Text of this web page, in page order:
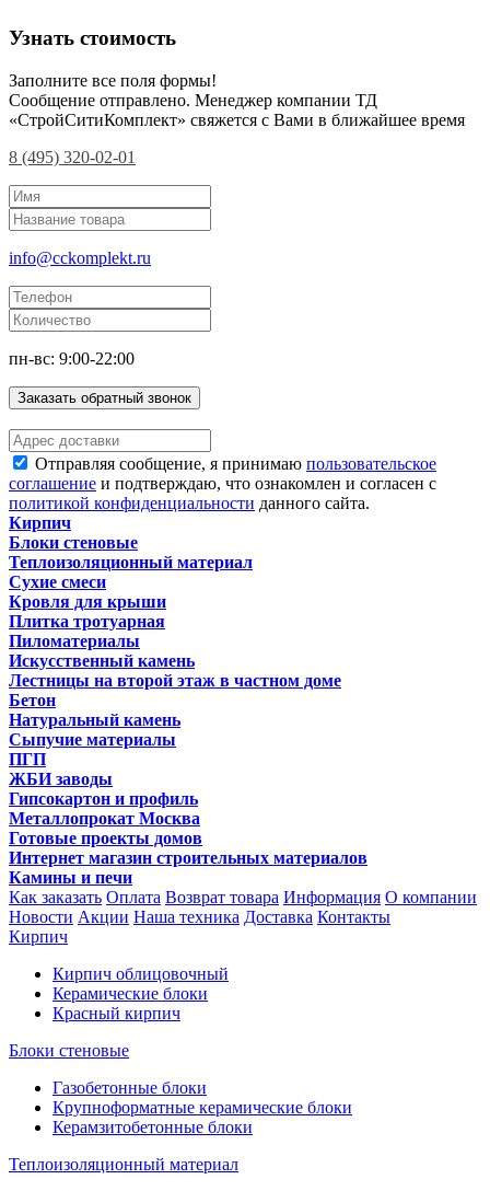
Узнать стоимость
Заполните все поля формы!
Сообщение отправлено. Менеджер компании ТД
«СтройСитиКомплект» свяжется с Вами в ближайшее время
8 (495) 320-02-01
info@cckomplekt.ru
пн-вс: 9:00-22:00
Заказать обратный звонок
Отправляя сообщение, я принимаю пользовательское
соглашение и подтверждаю, что ознакомлен и согласен с
политикой конфиденциальности данного сайта.
Кирпич
Блоки стеновые
Теплоизоляционный материал
Сухие смеси
Кровля для крыши
Плитка тротуарная
Пиломатериалы
Искусственный камень
Лестницы на второй этаж в частном доме
Бетон
Натуральный камень
Сыпучие материалы
ПГП
ЖБИ заводы
Гипсокартон и профиль
Металлопрокат Москва
Готовые проекты домов
Интернет магазин строительных материалов
Камины и печи
Как заказать Оплата Возврат товара Информация О компании
Новости Акции Наша техника Доставка Контакты
Кирпич
Кирпич облицовочный
Керамические блоки
Красный кирпич
Блоки стеновые
Газобетонные блоки
Крупноформатные керамические блоки
Керамзитобетонные блоки
Теплоизоляционный материал